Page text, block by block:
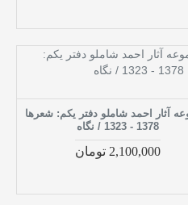
آثار احمد شاملو دفتر یکم: شعرها
1378 - 1323 / نگاه
2,100,000 تومان